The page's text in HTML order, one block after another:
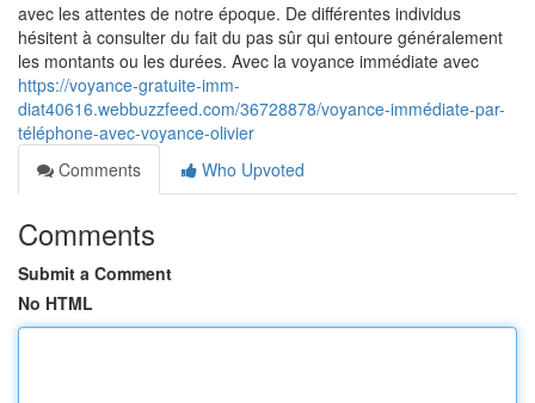
avec les attentes de notre époque. De différentes individus
hésitent à consulter du fait du pas sûr qui entoure généralement
les montants ou les durées. Avec la voyance immédiate avec
https://voyance-gratuite-imm-
diat40616.webbuzzfeed.com/36728878/voyance-immédiate-par-
téléphone-avec-voyance-olivier
Comments
Who Upvoted
Comments
Submit a Comment
No HTML